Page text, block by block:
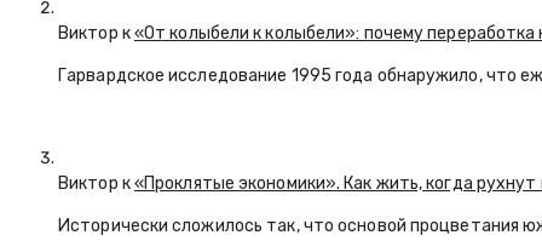
Виктор к«От колыбели к колыбели»: почему переработка
Гарвардское исследование 1995 года обнаружило, что
Виктор к«Проклятые экономики». Как жить, когда
Исторически сложилось так, что основой